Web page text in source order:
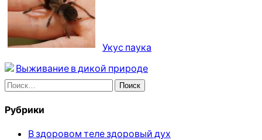
Укус паука
Выживание в дикой природе
Найти:
Рубрики
В здоровом теле здоровый дух